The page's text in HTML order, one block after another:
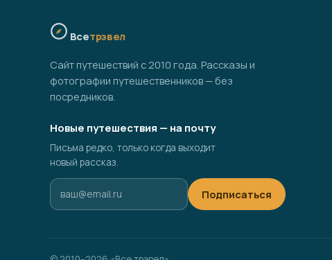
Всетрэвел
Сайт путешествий с 2010 года. Рассказы и
фотографии путешественников — без
посредников.
Новые путешествия — на почту
Письма редко, только когда выходит
новый рассказ.
Подписаться